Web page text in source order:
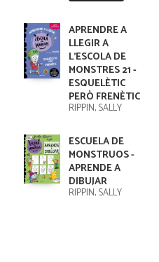
APRENDRE A
LLEGIR A
L'ESCOLA DE
MONSTRES 21 -
ESQUELÈTIC
PERÒ FRENÈTIC
RIPPIN, SALLY
ESCUELA DE
MONSTRUOS -
APRENDE A
DIBUJAR
RIPPIN, SALLY